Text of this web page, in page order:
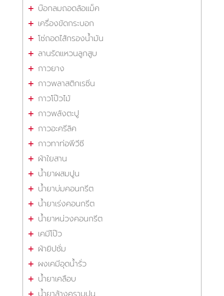
บ๊อกลมถอดล้อแม็ค
เครื่องขัดกระบอก
โซ่ถอดไส้กรองน้ำมัน
ลานรัดแหวนลูกสูบ
กาวยาง
กาวพลาสติกเรซิ่น
กาวโป๊วไม้
กาวพลังตะปู
กาวอะครีลิค
กาวทาท่อพีวีซี
ผ้าใยสาน
น้ำยาผสมปูน
น้ำยาบ่มคอนกรีต
น้ำยาเร่งคอนกรีต
น้ำยาหน่วงคอนกรีต
เคมีโป๊ว
ผ้ายิปซั่ม
ผงเคมีอุดน้ำรั่ว
น้ำยาเคลือบ